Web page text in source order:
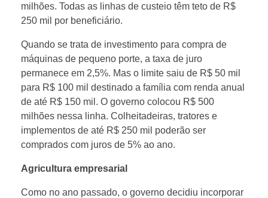
o
P
a
r
a
n
milhões. Todas as linhas de custeio têm teto de R$
250 mil por beneficiário.
Quando se trata de investimento para compra de
máquinas de pequeno porte, a taxa de juro
permanece em 2,5%. Mas o limite saiu de R$ 50 mil
para R$ 100 mil destinado a família com renda anual
de até R$ 150 mil. O governo colocou R$ 500
milhões nessa linha. Colheitadeiras, tratores e
implementos de até R$ 250 mil poderão ser
comprados com juros de 5% ao ano.
Agricultura empresarial
Como no ano passado, o governo decidiu incorporar